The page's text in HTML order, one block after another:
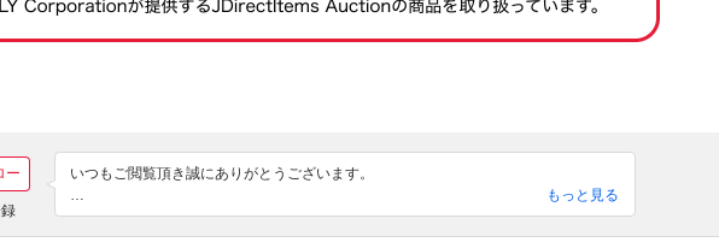
ー いつもご閲覧頂き誠にありがとうございます。
◆ご注意◆
・質問欄からの値下げ交渉はお答え出来ませんので　直接店舗へお問い合わせ下さ
もっと見る